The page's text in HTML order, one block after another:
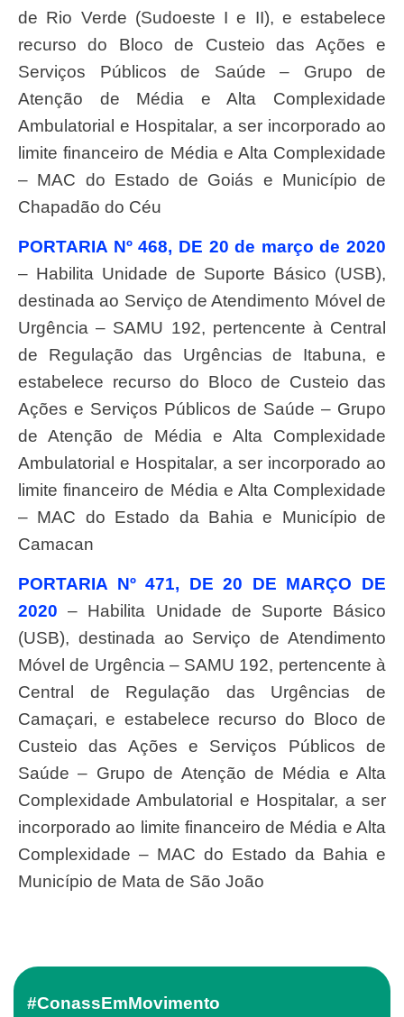
de Rio Verde (Sudoeste I e II), e estabelece
recurso do Bloco de Custeio das Ações e
Serviços Públicos de Saúde – Grupo de
Atenção de Média e Alta Complexidade
Ambulatorial e Hospitalar, a ser incorporado ao
limite financeiro de Média e Alta Complexidade
– MAC do Estado de Goiás e Município de
Chapadão do Céu
PORTARIA Nº 468, DE 20 de março de 2020
– Habilita Unidade de Suporte Básico (USB),
destinada ao Serviço de Atendimento Móvel de
Urgência – SAMU 192, pertencente à Central
de Regulação das Urgências de Itabuna, e
estabelece recurso do Bloco de Custeio das
Ações e Serviços Públicos de Saúde – Grupo
de Atenção de Média e Alta Complexidade
Ambulatorial e Hospitalar, a ser incorporado ao
limite financeiro de Média e Alta Complexidade
– MAC do Estado da Bahia e Município de
Camacan
PORTARIA Nº 471, DE 20 DE MARÇO DE
2020 – Habilita Unidade de Suporte Básico
(USB), destinada ao Serviço de Atendimento
Móvel de Urgência – SAMU 192, pertencente à
Central de Regulação das Urgências de
Camaçari, e estabelece recurso do Bloco de
Custeio das Ações e Serviços Públicos de
Saúde – Grupo de Atenção de Média e Alta
Complexidade Ambulatorial e Hospitalar, a ser
incorporado ao limite financeiro de Média e Alta
Complexidade – MAC do Estado da Bahia e
Município de Mata de São João
#ConassEmMovimento